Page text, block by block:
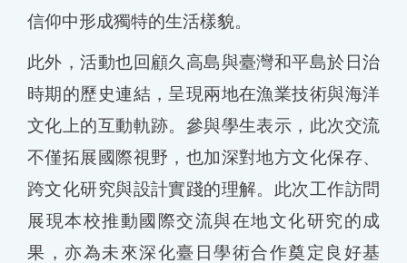
信仰中形成獨特的生活樣貌。
此外，活動也回顧久高島與臺灣和平島於日治
時期的歷史連結，呈現兩地在漁業技術與海洋
文化上的互動軌跡。參與學生表示，此次交流
不僅拓展國際視野，也加深對地方文化保存、
跨文化研究與設計實踐的理解。此次工作訪問
展現本校推動國際交流與在地文化研究的成
果，亦為未來深化臺日學術合作奠定良好基